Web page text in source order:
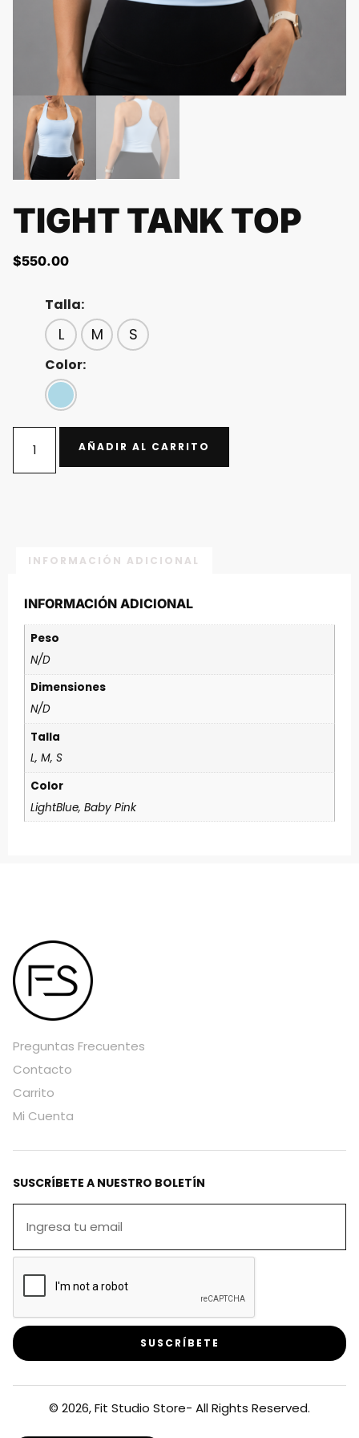
TIGHT TANK TOP
$550.00
Talla:
L M S
Color:
AÑADIR AL CARRITO
INFORMACIÓN ADICIONAL
INFORMACIÓN ADICIONAL
Peso
N/D
Dimensiones
N/D
Talla
L, M, S
Color
LightBlue, Baby Pink
Preguntas Frecuentes
Contacto
Carrito
Mi Cuenta
SUSCRÍBETE A NUESTRO BOLETÍN
SUSCRÍBETE
© 2026, Fit Studio Store- All Rights Reserved.